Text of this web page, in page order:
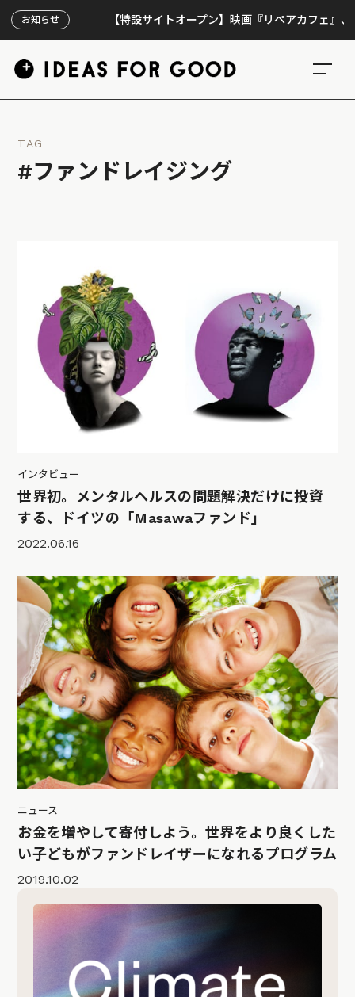
お知らせ 【特設サイトオープン】映画『リペアカフェ』、上映
TAG
#ファンドレイジング
インタビュー
世界初。メンタルヘルスの問題解決だけに投資
する、ドイツの「Masawaファンド」
2022.06.16
ニュース
お金を増やして寄付しよう。世界をより良くした
い子どもがファンドレイザーになれるプログラム
2019.10.02